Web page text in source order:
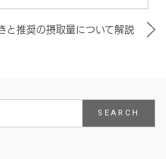
と推奨の摂取量について解説